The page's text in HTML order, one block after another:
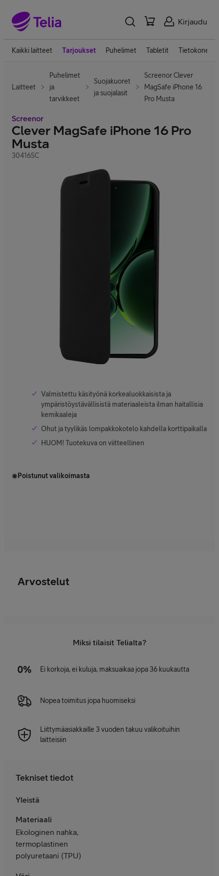
Kirjaudu
Kaikki laitteet Tarjoukset Puhelimet Tabletit Tietokoneet
Laitteet
Puhelimet
ja
tarvikkeet
Suojakuoret
ja suojalasit
Screenor Clever
MagSafe iPhone 16
Pro Musta
Screenor
Clever MagSafe iPhone 16 Pro
Musta
30416SC
Valmistettu käsityönä korkealuokkaisista ja
ympäristöystävällisistä materiaaleista ilman haitallisia
kemikaaleja
Ohut ja tyylikäs lompakkokotelo kahdella korttipaikalla
HUOM! Tuotekuva on viitteellinen
Poistunut valikoimasta
Arvostelut
Miksi tilaisit Telialta?
Ei korkoja, ei kuluja, maksuaikaa jopa 36 kuukautta
Nopea toimitus jopa huomiseksi
Liittymäasiakkaille 3 vuoden takuu valikoituihin
laitteisiin
Tekniset tiedot
Yleistä
Materiaali
Ekologinen nahka,
termoplastinen
polyuretaani (TPU)